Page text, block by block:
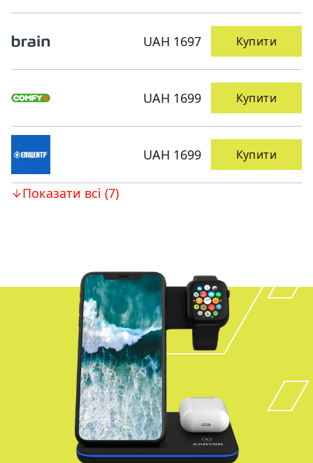
UAH 1697 Купити
UAH 1699 Купити
UAH 1699 Купити
Показати всі (7)